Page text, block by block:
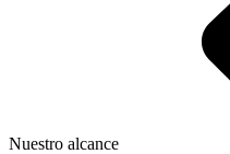
Nuestro alcance